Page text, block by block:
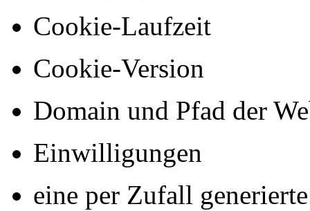
Cookie-Laufzeit
Cookie-Version
Domain und Pfad der
Einwilligungen
eine per Zufall